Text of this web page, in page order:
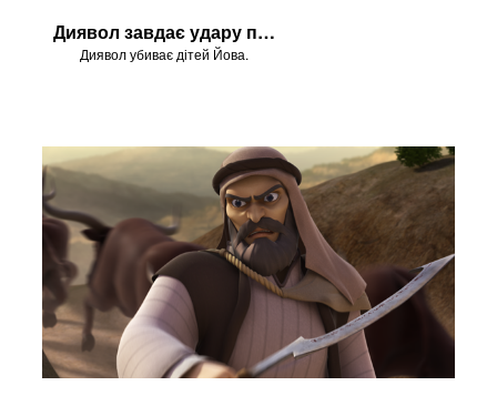
Диявол завдає удару проти дітей Йова
Диявол убиває дітей Йова.